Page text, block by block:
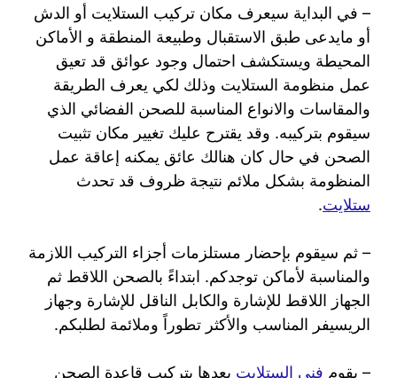
– في البداية سيعرف مكان تركيب الستلايت أو الدش
أو مايدعى طبق الاستقبال وطبيعة المنطقة و الأماكن
المحيطة ويستكشف احتمال وجود عوائق قد تعيق
عمل منظومة الستلايت وذلك لكي يعرف الطريقة
والمقاسات والانواع المناسبة للصحن الفضائي الذي
سيقوم بتركيبه. وقد يقترح عليك تغيير مكان تثبيت
الصحن في حال كان هنالك عائق يمكنه إعاقة عمل
المنظومة بشكل ملائم نتيجة ظروف قد تحدث
ستلايت.
– ثم سيقوم بإحضار مستلزمات أجزاء التركيب اللازمة
والمناسبة لأماكن توجدكم. ابتداءً بالصحن اللاقط ثم
الجهاز اللاقط للإشارة والكابل الناقل للإشارة وجهاز
الريسيفر المناسب والأكثر تطوراً وملائمة لطلبكم.
– يقوم فني الستلايت بعدها بتركيب قاعدة الصحن